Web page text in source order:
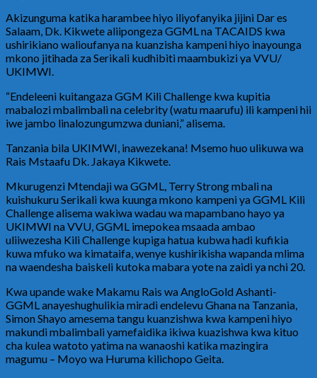
Akizunguma katika harambee hiyo iliyofanyika jijini Dar es
Salaam, Dk. Kikwete aliipongeza GGML na TACAIDS kwa
ushirikiano walioufanya na kuanzisha kampeni hiyo inayounga
mkono jitihada za Serikali kudhibiti maambukizi ya VVU/
UKIMWI.
“Endeleeni kuitangaza GGM Kili Challenge kwa kupitia
mabalozi mbalimbali na celebrity (watu maarufu) ili kampeni hii
iwe jambo linalozungumzwa duniani,” alisema.
Tanzania bila UKIMWI, inawezekana! Msemo huo ulikuwa wa
Rais Mstaafu Dk. Jakaya Kikwete.
Mkurugenzi Mtendaji wa GGML, Terry Strong mbali na
kuishukuru Serikali kwa kuunga mkono kampeni ya GGML Kili
Challenge alisema wakiwa wadau wa mapambano hayo ya
UKIMWI na VVU, GGML imepokea msaada ambao
uliiwezesha Kili Challenge kupiga hatua kubwa hadi kufikia
kuwa mfuko wa kimataifa, wenye kushirikisha wapanda mlima
na waendesha baiskeli kutoka mabara yote na zaidi ya nchi 20.
Kwa upande wake Makamu Rais wa AngloGold Ashanti-
GGML anayeshughulikia miradi endelevu Ghana na Tanzania,
Simon Shayo amesema tangu kuanzishwa kwa kampeni hiyo
makundi mbalimbali yamefaidika ikiwa kuazishwa kwa kituo
cha kulea watoto yatima na wanaoshi katika mazingira
magumu – Moyo wa Huruma kilichopo Geita.